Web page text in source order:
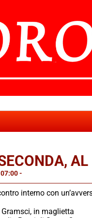
-
interno con
in maglietta